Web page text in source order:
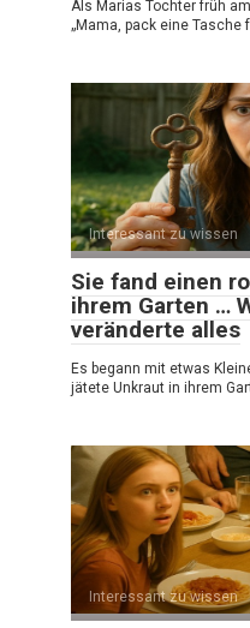
Als Marias Tochter früh
„Mama, pack eine Tasche
Interessant zu wissen
Sie fand einen
ihrem Garten …
veränderte alles
Es begann mit etwas
jätete Unkraut in ihrem
Interessant zu wissen